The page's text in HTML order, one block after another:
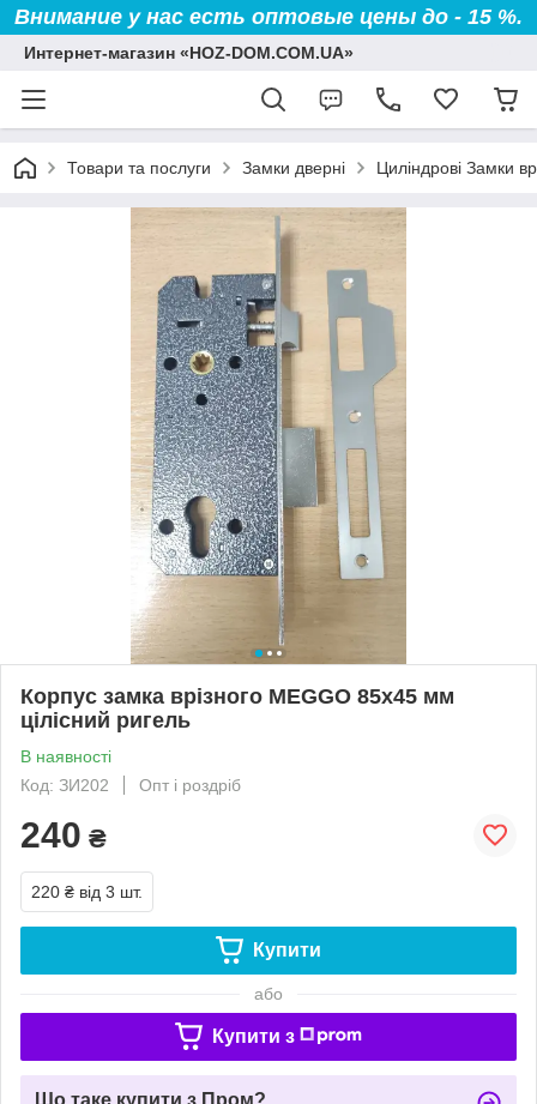
Внимание у нас есть оптовые цены до - 15 %.
Интернет-магазин «HOZ-DOM.COM.UA»
Товари та послуги Замки дверні Циліндрові Замки
Корпус замка врізного MEGGO 85х45 мм
цілісний ригель
В наявності
Код: ЗИ202
Опт і роздріб
240 ₴
220 ₴ від 3 шт.
Купити
або
Купити з
Що таке купити з Пром?